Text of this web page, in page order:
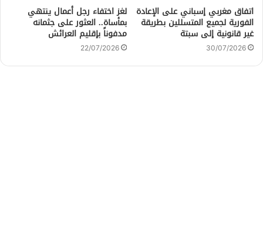
اتفاق مغربي إسباني على الإعادة
الفورية لجميع المتسللين بطريقة
غير قانونية إلى سبتة
30/07/2026
لغز اختفاء رجل أعمال ينتهي
بمأساة.. العثور على جثمانه
مدفوناً بإقليم العرائش
22/07/2026